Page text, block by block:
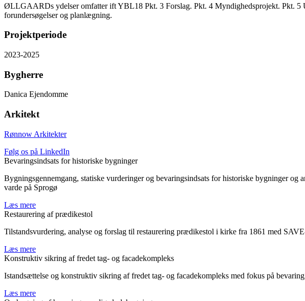
ØLLGAARDs ydelser omfatter ift YBL18 Pkt. 3 Forslag. Pkt. 4 Myndighedsprojekt. Pkt. 5
forundersøgelser og planlægning.
Projektperiode
2023-2025
Bygherre
Danica Ejendomme
Arkitekt
Rønnow Arkitekter
Følg os på LinkedIn
Bevaringsindsats for historiske bygninger
Bygningsgennemgang, statiske vurderinger og bevaringsindsats for historiske bygninger
varde på Sprogø
Læs mere
Restaurering af prædikestol
Tilstandsvurdering, analyse og forslag til restaurering prædikestol i kirke fra 1861 med
Læs mere
Konstruktiv sikring af fredet tag- og facadekompleks
Istandsættelse og konstruktiv sikring af fredet tag- og facadekompleks med fokus på
Læs mere